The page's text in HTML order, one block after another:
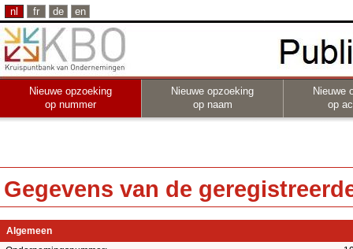
nl fr de en
Nieuwe opzoeking
op nummer
Nieuwe opzoeking
op naam
Nieuwe
op
Gegevens van de
Algemeen